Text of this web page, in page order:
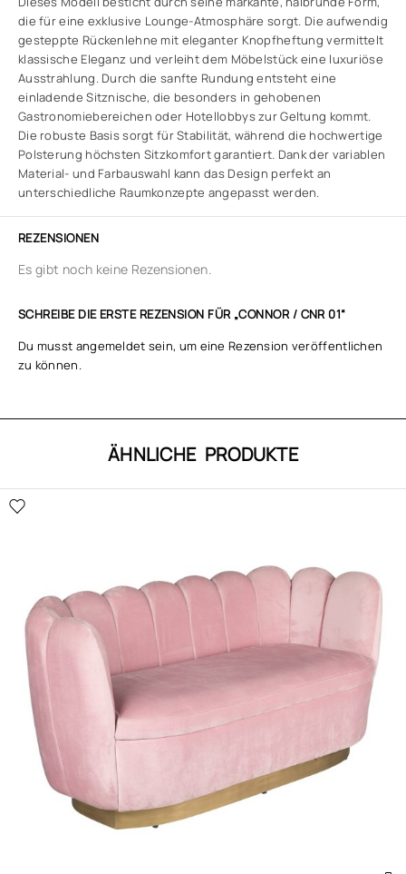
die für eine exklusive Lounge-Atmosphäre sorgt. Die aufwendig
gesteppte Rückenlehne mit eleganter Knopfheftung vermittelt
klassische Eleganz und verleiht dem Möbelstück eine luxuriöse
Ausstrahlung. Durch die sanfte Rundung entsteht eine
einladende Sitznische, die besonders in gehobenen
Gastronomiebereichen oder Hotellobbys zur Geltung kommt.
Die robuste Basis sorgt für Stabilität, während die hochwertige
Polsterung höchsten Sitzkomfort garantiert. Dank der variablen
Material- und Farbauswahl kann das Design perfekt an
unterschiedliche Raumkonzepte angepasst werden.
REZENSIONEN
Es gibt noch keine Rezensionen.
SCHREIBE DIE ERSTE REZENSION FÜR „CONNOR / CNR 01“
Du musst angemeldet sein, um eine Rezension veröffentlichen
zu können.
ÄHNLICHE PRODUKTE